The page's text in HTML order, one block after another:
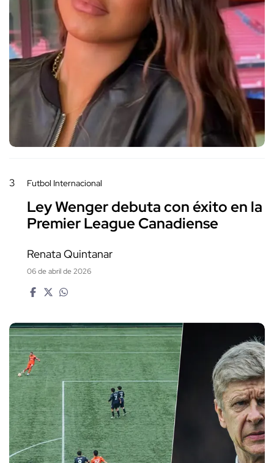
3 Futbol Internacional
Ley Wenger debuta con éxito en la
Premier League Canadiense
Renata Quintanar
06 de abril de 2026